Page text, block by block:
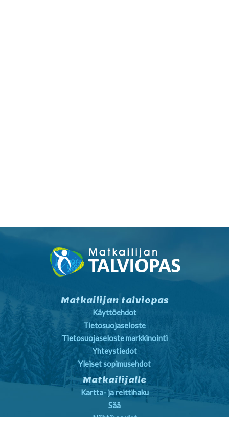
Matkailijan talviopas
Käyttöehdot
Tietosuojaseloste
Tietosuojaseloste markkinointi
Yhteystiedot
Yleiset sopimusehdot
Matkailijalle
Kartta- ja reittihaku
Sää
Nähtävyydet